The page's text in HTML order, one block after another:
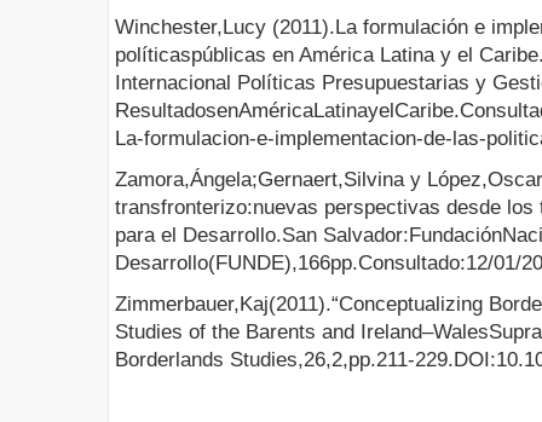
Winchester,Lucy (2011).La formulación e
políticaspúblicas en América Latina y el
Internacional Políticas Presupuestarias y
La-formulacion-e-implementacion-de-las-
Zamora,Ángela;Gernaert,Silvina y
transfronterizo:nuevas perspectivas desde
para el Desarrollo.San
Desarrollo(FUNDE),166pp.Consultado:12/01/
Zimmerbauer,Kaj(2011).“Conceptualizing
Studies of the Barents and
Borderlands Studies,26,2,pp.211-